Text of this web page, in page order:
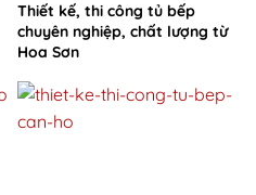
Thiết kế, thi công tủ bếp
chuyên nghiệp, chất lượng từ
Hoa Sơn